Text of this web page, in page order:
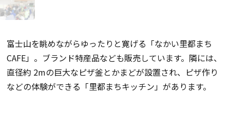
富士山を眺めながらゆったりと寛げる「なかい里都まち
CAFE」。ブランド特産品なども販売しています。隣には、
直径約 2mの巨大なピザ釜とかまどが設置され、ピザ作り
などの体験ができる「里都まちキッチン」があります。